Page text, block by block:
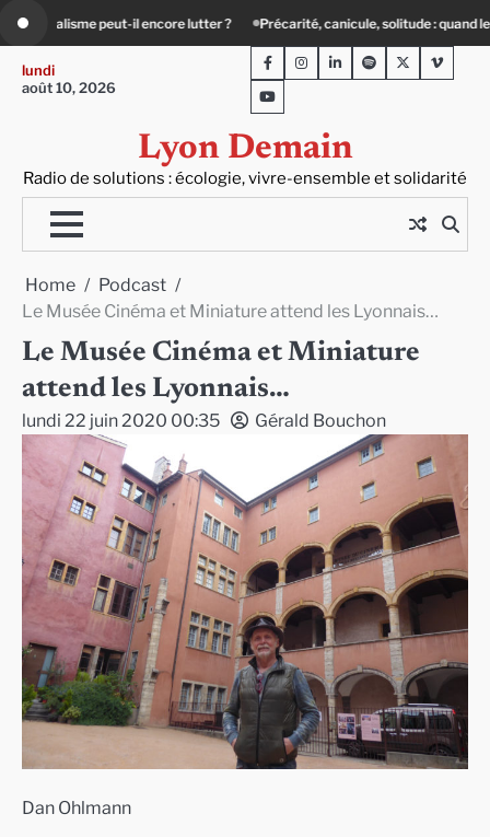
content
canicule, solitude : quand le lien social devient essentiel Le Teil
lundi
août 10, 2026
Lyon Demain
Radio de solutions : écologie, vivre-ensemble et solidarité
FacebookInstagram
LinkedInSpotifyTwitterViméo
Youtube
Home
Podcast
Le Musée Cinéma et Miniature attend les Lyonnais…
Le Musée Cinéma et Miniature
attend les Lyonnais…
lundi 22 juin 2020 00:35 Gérald Bouchon
Dan Ohlmann